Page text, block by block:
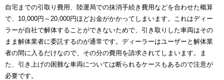
自宅までの引取り費用、陸運局での抹消手続き費用などを合わせた概算
で、10,000円～20,000円ほどお金がかかってしまいます。これはディー
ラーが自社で解体することができないためで、引き取りした車両はその
まま解体業者に委託するのが通常です。ディーラーはユーザーと解体業
者の間に入るだけなので、その分の費用を請求されてしまいます。ま
た、引き上げの困難な車両については断られるケースもあるので注意が
必要です。